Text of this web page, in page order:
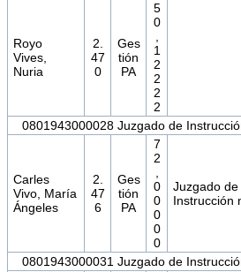
Royo
Vives,
Nuria
2.
47
0
Ges
tión
PA
5
0
,
1
2
2
2
2
0801943000028 Juzgado de
Carles
Vivo, María
Ángeles
2.
47
6
Ges
tión
PA
7
2
,
0
0
0
0
0
Juzgado de
Instrucción
0801943000031 Juzgado de